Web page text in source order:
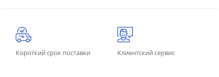
Короткий срок поставки Клиентский сервис